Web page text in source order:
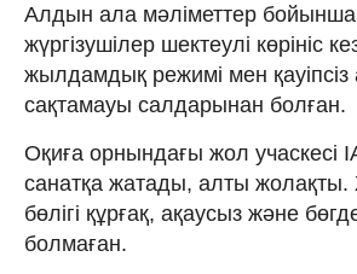
Алдын ала мәліметтер бойынша
жүргізушілер шектеулі көрініс
жылдамдық режимі мен
сақтамауы салдарынан болған.
Оқиға орнындағы жол учаскесі
санатқа жатады, алты
бөлігі құрғақ, ақаусыз және
болмаған.